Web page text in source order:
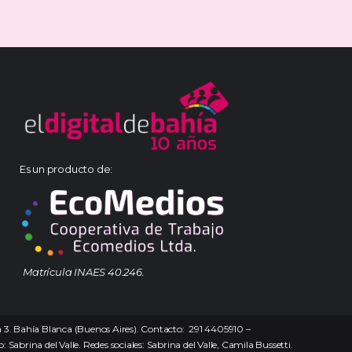
Es un producto de:
Matrícula INAES 40.246.
Bahía Blanca (Buenos Aires). Contacto: 291 4405910 –
del Valle. Redes sociales: Sabrina del Valle, Camila Bussetti.